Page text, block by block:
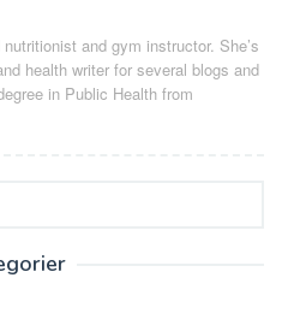
and gym instructor. She’s
health writer for several blogs and
in Public Health from